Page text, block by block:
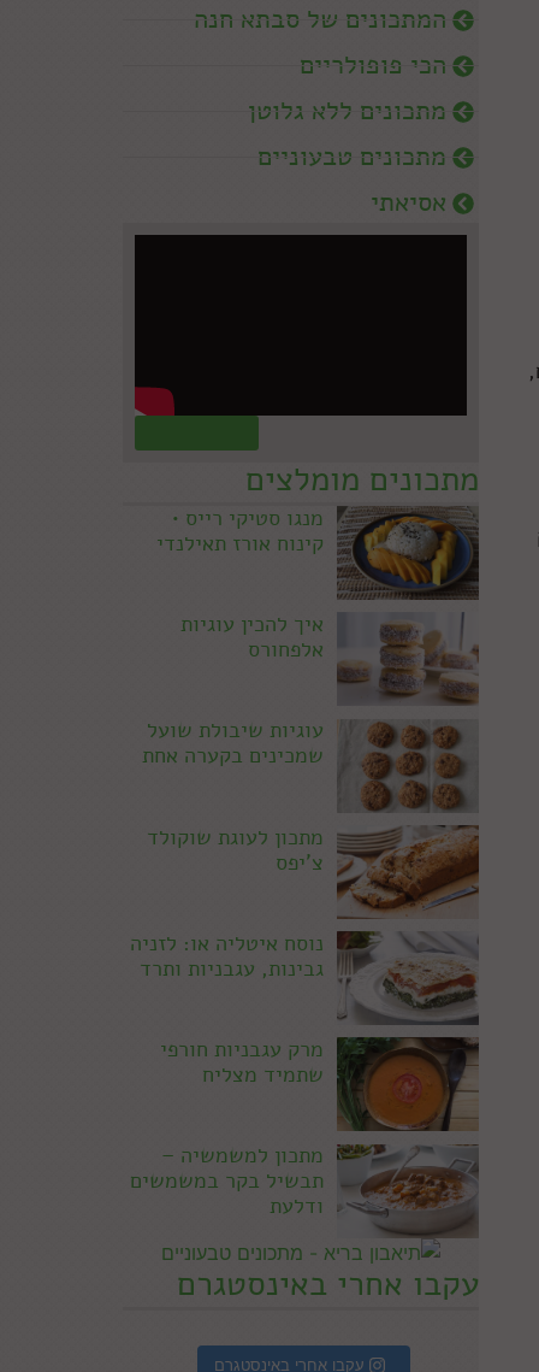
המתכונים של סבתא חנה
הכי פופולריים
מתכונים ללא גלוטן
מתכונים טבעוניים
אסיאתי
מתכונים מומלצים
מנגו סטיקי רייס •
קינוח אורז תאילנדי
איך להכין עוגיות
אלפחורס
עוגיות שיבולת שועל
שמכינים בקערה אחת
מתכון לעוגת שוקולד
צ'יפס
נוסח איטליה או: לזניה
גבינות, עגבניות ותרד
מרק עגבניות חורפי
שתמיד מצליח
מתכון למשמשיה –
תבשיל בקר במשמשים
ודלעת
עקבו אחרי באינסטגרם
עקבו אחרי באינסטגרם